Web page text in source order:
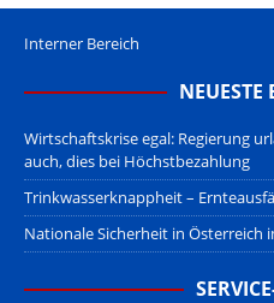
Interner Bereich
NEUESTE
Wirtschaftskrise egal: Regierung
auch, dies bei Höchstbezahlung
Trinkwasserknappheit –
Nationale Sicherheit in Österreich